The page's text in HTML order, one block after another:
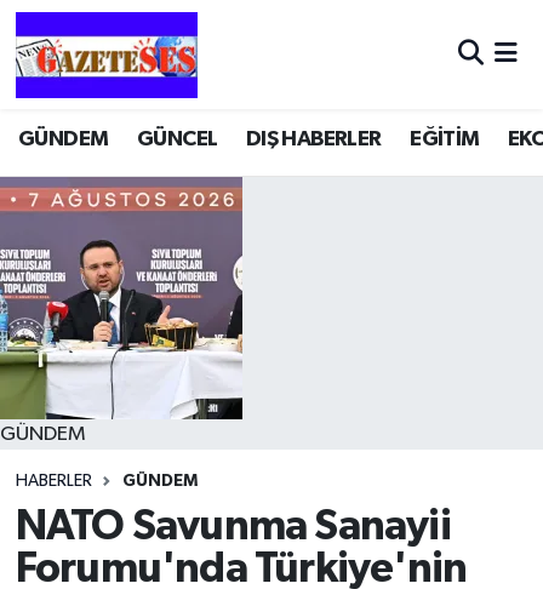
GÜNDEM GÜNCEL DIŞ HABERLER EĞİTİM
GÜNDEM
HABERLER GÜNDEM
NATO Savunma Sanayii
Forumu'nda Türkiye'nin